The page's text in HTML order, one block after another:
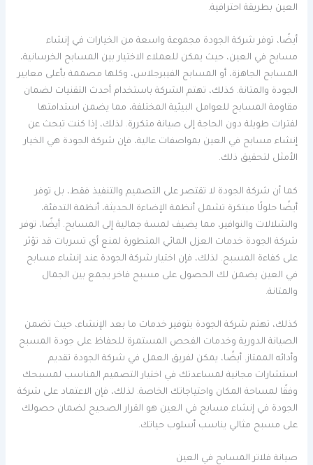
العين بطريقة احترافية.
أيضًا، توفر شركة الجودة مجموعة واسعة من الخيارات في إنشاء
مسابح في العين، حيث يمكن للعملاء الاختيار بين المسابح الخرسانية،
المسابح الجاهزة، أو المسابح الفيبرجلاس، وكلها مصممة بأعلى معايير
الجودة والمتانة. كذلك، تهتم الشركة باستخدام أحدث التقنيات لضمان
مقاومة المسابح للعوامل البيئية المختلفة، مما يضمن استدامتها
لفترات طويلة دون الحاجة إلى صيانة متكررة. لذلك، إذا كنت تبحث عن
إنشاء مسابح في العين بمواصفات عالية، فإن شركة الجودة هي الخيار
الأمثل لتحقيق ذلك.
كما أن شركة الجودة لا تقتصر على التصميم والتنفيذ فقط، بل توفر
أيضًا حلولًا مبتكرة تشمل أنظمة الإضاءة الحديثة، أنظمة التدفئة،
والشلالات والنوافير، مما يضيف لمسة جمالية إلى المسابح. أيضًا، توفر
شركة الجودة خدمات العزل المائي المتطورة لمنع أي تسربات قد تؤثر
على كفاءة المسبح. لذلك، فإن اختيار شركة الجودة عند إنشاء مسابح
في العين يضمن لك الحصول على مسبح فاخر يجمع بين الجمال
والمتانة.
كذلك، تهتم شركة الجودة بتوفير خدمات ما بعد الإنشاء، حيث تضمن
الصيانة الدورية وخدمات الفحص المستمرة للحفاظ على جودة المسبح
وأدائه الممتاز. أيضًا، يمكن لفريق العمل في شركة الجودة تقديم
استشارات مجانية لمساعدتك في اختيار التصميم المناسب لمسبحك
وفقًا لمساحة المكان واحتياجاتك الخاصة. لذلك، فإن الاعتماد على شركة
الجودة في إنشاء مسابح في العين هو القرار الصحيح لضمان حصولك
على مسبح مثالي يناسب أسلوب حياتك.
صيانة فلاتر المسابح في العين